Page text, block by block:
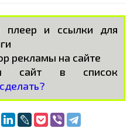
и ссылки для
рекламы на сайте
сайт в список